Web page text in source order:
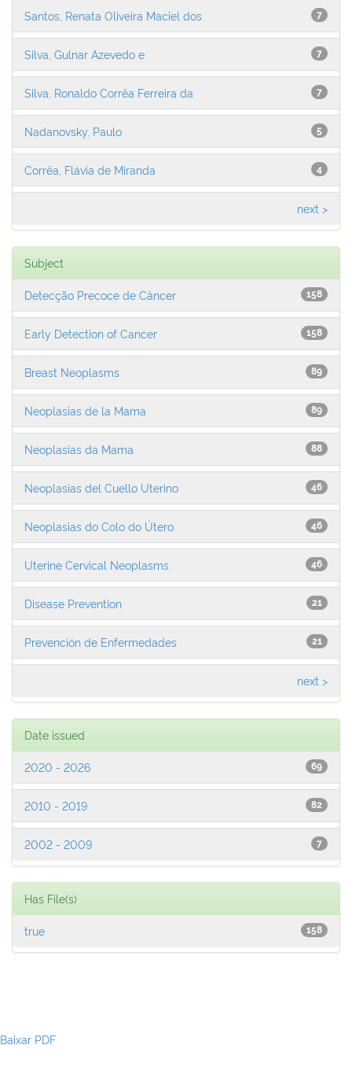
7
Santos, Renata Oliveira Maciel dos
7
Silva, Gulnar Azevedo e
7
Silva, Ronaldo Corrêa Ferreira da
5
Nadanovsky, Paulo
4
Corrêa, Flávia de Miranda
next >
Subject
158
Detecção Precoce de Câncer
158
Early Detection of Cancer
89
Breast Neoplasms
89
Neoplasias de la Mama
88
Neoplasias da Mama
46
Neoplasias del Cuello Uterino
46
Neoplasias do Colo do Útero
46
Uterine Cervical Neoplasms
21
Disease Prevention
21
Prevención de Enfermedades
next >
Date issued
69
2020 - 2026
82
2010 - 2019
7
2002 - 2009
Has File(s)
158
true
Baixar PDF